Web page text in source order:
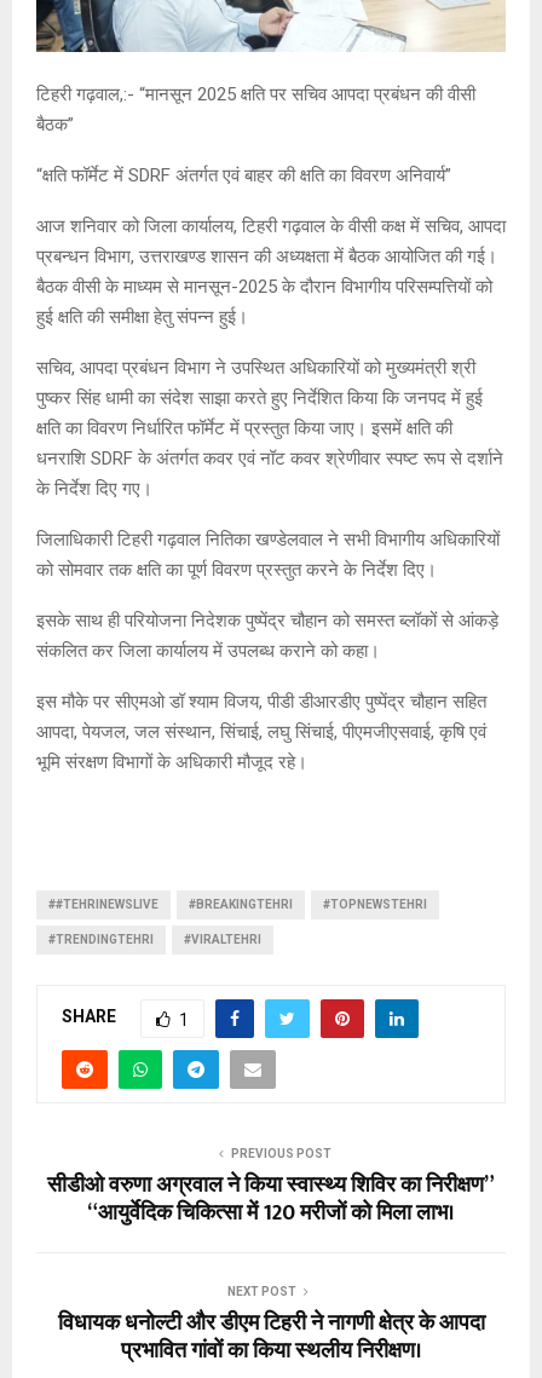
टिहरी गढ़वाल,:- “मानसून 2025 क्षति पर सचिव आपदा प्रबंधन की वीसी
बैठक”
“क्षति फॉर्मेट में SDRF अंतर्गत एवं बाहर की क्षति का विवरण अनिवार्य”
आज शनिवार को जिला कार्यालय, टिहरी गढ़वाल के वीसी कक्ष में सचिव, आपदा
प्रबन्धन विभाग, उत्तराखण्ड शासन की अध्यक्षता में बैठक आयोजित की गई।
बैठक वीसी के माध्यम से मानसून-2025 के दौरान विभागीय परिसम्पत्तियों को
हुई क्षति की समीक्षा हेतु संपन्न हुई।
सचिव, आपदा प्रबंधन विभाग ने उपस्थित अधिकारियों को मुख्यमंत्री श्री
पुष्कर सिंह धामी का संदेश साझा करते हुए निर्देशित किया कि जनपद में हुई
क्षति का विवरण निर्धारित फॉर्मेट में प्रस्तुत किया जाए। इसमें क्षति की
धनराशि SDRF के अंतर्गत कवर एवं नॉट कवर श्रेणीवार स्पष्ट रूप से दर्शाने
के निर्देश दिए गए।
जिलाधिकारी टिहरी गढ़वाल नितिका खण्डेलवाल ने सभी विभागीय अधिकारियों
को सोमवार तक क्षति का पूर्ण विवरण प्रस्तुत करने के निर्देश दिए।
इसके साथ ही परियोजना निदेशक पुष्पेंद्र चौहान को समस्त ब्लॉकों से आंकड़े
संकलित कर जिला कार्यालय में उपलब्ध कराने को कहा।
इस मौके पर सीएमओ डॉ श्याम विजय, पीडी डीआरडीए पुष्पेंद्र चौहान सहित
आपदा, पेयजल, जल संस्थान, सिंचाई, लघु सिंचाई, पीएमजीएसवाई, कृषि एवं
भूमि संरक्षण विभागों के अधिकारी मौजूद रहे।
##TEHRINEWSLIVE #BREAKINGTEHRI #TOPNEWSTEHRI
#TRENDINGTEHRI #VIRALTEHRI
SHARE 1
PREVIOUS POST
सीडीओ वरुणा अग्रवाल ने किया स्वास्थ्य शिविर का निरीक्षण”
“आयुर्वेदिक चिकित्सा में 120 मरीजों को मिला लाभ।
NEXT POST
विधायक धनोल्टी और डीएम टिहरी ने नागणी क्षेत्र के आपदा
प्रभावित गांवों का किया स्थलीय निरीक्षण।